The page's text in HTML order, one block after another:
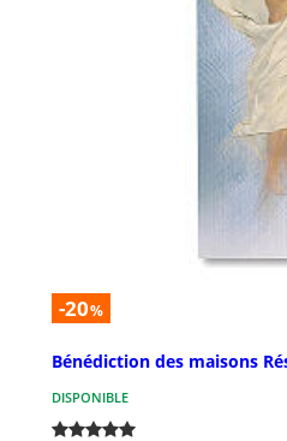
-20%
Bénédiction des maisons
DISPONIBLE